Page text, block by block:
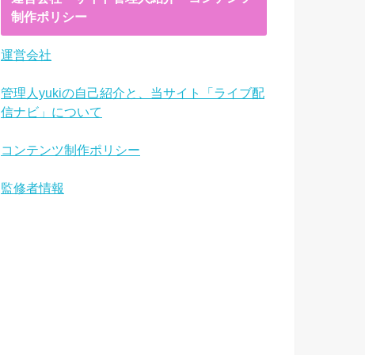
制作ポリシー
運営会社
管理人yukiの自己紹介と、当サイト「ライブ配
信ナビ」について
コンテンツ制作ポリシー
監修者情報